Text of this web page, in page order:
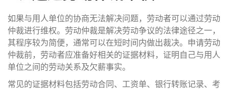
如果与用人单位的协商无法解决问题，劳动者可以通过劳动
仲裁进行维权。劳动仲裁是解决劳动争议的法律途径之一，
其程序较为简便，通常可以在短时间内做出裁决。申请劳动
仲裁前，劳动者应准备好相关的证据材料，证明自己与用人
单位之间的劳动关系及欠薪事实。
常见的证据材料包括劳动合同、工资单、银行转账记录、考